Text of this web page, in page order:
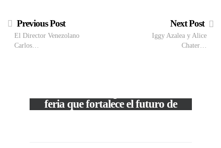
Previous Post
El Director Venezolano
Carlos…
Next Post
Iggy Azalea y Alice
Chater…
feria que fortalece el futuro de